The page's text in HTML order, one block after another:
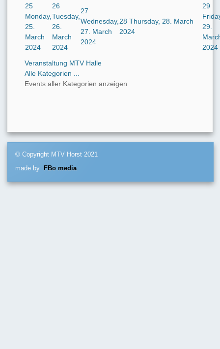
25
Monday,
25.
March
2024
26
Tuesday,
26.
March
2024
27
Wednesday,
27. March
2024
28 Thursday, 28. March
2024
29
29.
2024
Veranstaltung MTV Halle
Alle Kategorien ...
Events aller Kategorien anzeigen
© Copyright MTV Horst 2021
made by
FBo media